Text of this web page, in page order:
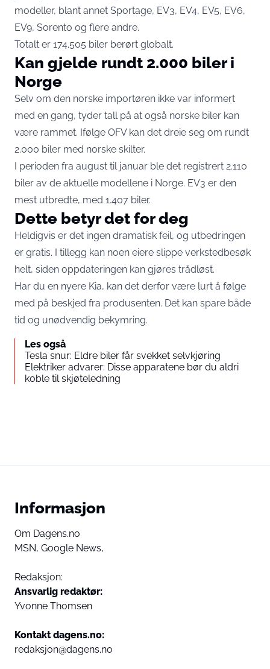
modeller, blant annet Sportage, EV3, EV4, EV5, EV6,
EV9, Sorento og flere andre.
Totalt er 174.505 biler berørt globalt.
Kan gjelde rundt 2.000 biler i
Norge
Selv om den norske importøren ikke var informert
med en gang, tyder tall på at også norske biler kan
være rammet. Ifølge OFV kan det dreie seg om rundt
2.000 biler med norske skilter.
I perioden fra august til januar ble det registrert 2.110
biler av de aktuelle modellene i Norge. EV3 er den
mest utbredte, med 1.407 biler.
Dette betyr det for deg
Heldigvis er det ingen dramatisk feil, og utbedringen
er gratis. I tillegg kan noen eiere slippe verkstedbesøk
helt, siden oppdateringen kan gjøres trådløst.
Har du en nyere Kia, kan det derfor være lurt å følge
med på beskjed fra produsenten. Det kan spare både
tid og unødvendig bekymring.
Les også
Tesla snur: Eldre biler får svekket selvkjøring
Elektriker advarer: Disse apparatene bør du aldri
koble til skjøteledning
Informasjon
Om Dagens.no
MSN, Google News,
Redaksjon:
Ansvarlig redaktør:
Yvonne Thomsen
Kontakt dagens.no:
redaksjon@dagens.no